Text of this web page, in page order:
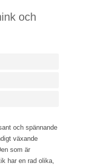
och
och spännande
växande
som är
har en rad olika,